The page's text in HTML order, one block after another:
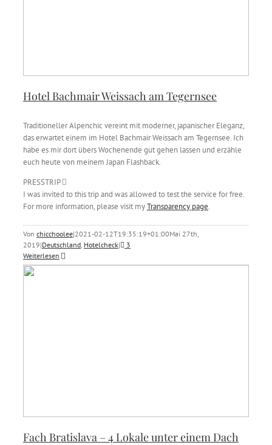
Hotel Bachmair Weissach am Tegernsee
Traditioneller Alpenchic vereint mit moderner, japanischer Eleganz,
das erwartet einem im Hotel Bachmair Weissach am Tegernsee. Ich
habe es mir dort übers Wochenende gut gehen lassen und erzähle
euch heute von meinem Japan Flashback.
PRESSTRIP
I was invited to this trip and was allowed to test the service for free.
For more information, please visit myTransparency page.
Von chicchoolee|2021-02-12T19:35:19+01:00Mai 27th,
2019|Deutschland, Hotelcheck|
3
Weiterlesen
Fach Bratislava – 4 Lokale unter einem Dach